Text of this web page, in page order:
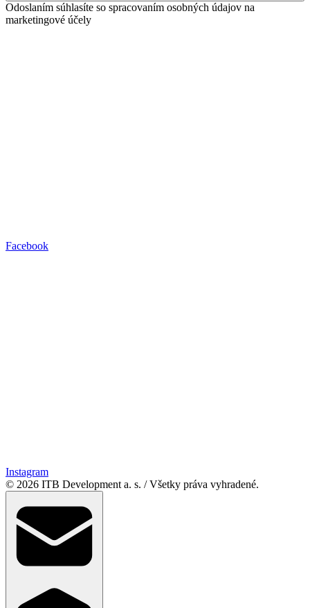
Odoslaním súhlasíte so spracovaním osobných údajov na
marketingové účely
Facebook
Instagram
© 2026 ITB Development a. s. / Všetky práva vyhradené.